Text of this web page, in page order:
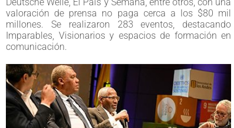
valoración de prensa no paga cerca a los $80 mil
millones. Se realizaron 283 eventos, destacando
Imparables, Visionarios y espacios de formación en
comunicación.